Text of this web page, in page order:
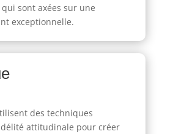
sont axées sur une
exceptionnelle.
des techniques
attitudinale pour créer